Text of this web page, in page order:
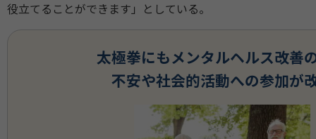
役立てることができます」としている。
太極拳にもメンタルヘルス改善
不安や社会的活動への参加が